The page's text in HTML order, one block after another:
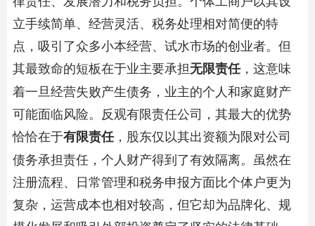
立手续简单、经营灵活、税务处理相对简便的特
点，吸引了众多小本经营、试水市场的创业者。但
其最致命的短板在于业主要承担无限责任，这意味
着一旦经营失败产生债务，业主的个人和家庭财产
可能面临风险。反观有限责任公司，其最大的优势
恰恰在于有限责任，股东仅以其出资额为限对公司
债务承担责任，个人财产得到了有效隔离。虽然在
注册流程、日常管理和税务申报方面比个体户更为
复杂，运营成本也相对较高，但它却为品牌化、规